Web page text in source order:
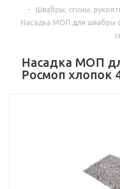
-
Швабры, сгоны,
Насадка МОП для швабры
Насадка МОП
Росмоп хлопок